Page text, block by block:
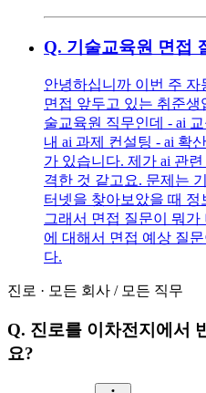
Q. 기술교육원 면접
안녕하십니까 이번 주
면접 앞두고 있는 취준생
술교육원 직무인데 - ai
내 ai 과제 컨설팅 - ai 확
가 있습니다. 제가 ai 관
격한 것 같고요. 문제는
터넷을 찾아보았을 때
그래서 면접 질문이 뭐
에 대해서 면접 예상 질
다.
진로 · 모든 회사 / 모든 직무
Q. 진로를 이차전지에서
요?